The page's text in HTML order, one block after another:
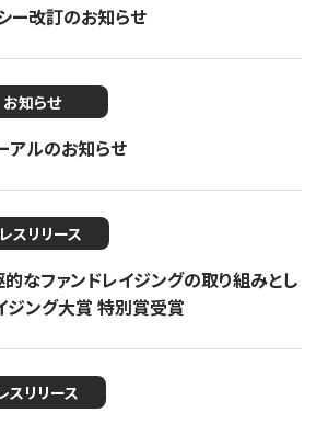
ー改訂のお知らせ
お知らせ
アルのお知らせ
スリリース
的なファンドレイジングの取り組みとし
ジング大賞 特別賞受賞
スリリース